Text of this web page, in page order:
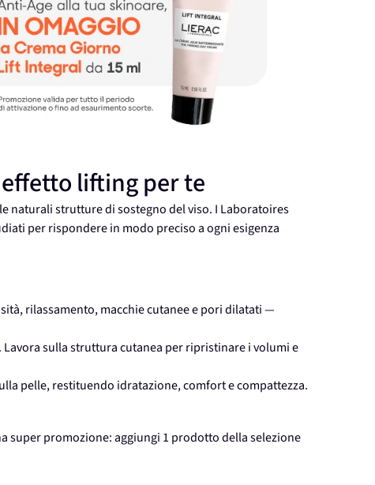
effetto lifting per te
naturali strutture di sostegno del viso. I Laboratoires
per rispondere in modo preciso a ogni esigenza
rilassamento, macchie cutanee e pori dilatati —
sulla struttura cutanea per ripristinare i volumi e
pelle, restituendo idratazione, comfort e compattezza.
super promozione: aggiungi 1 prodotto della selezione